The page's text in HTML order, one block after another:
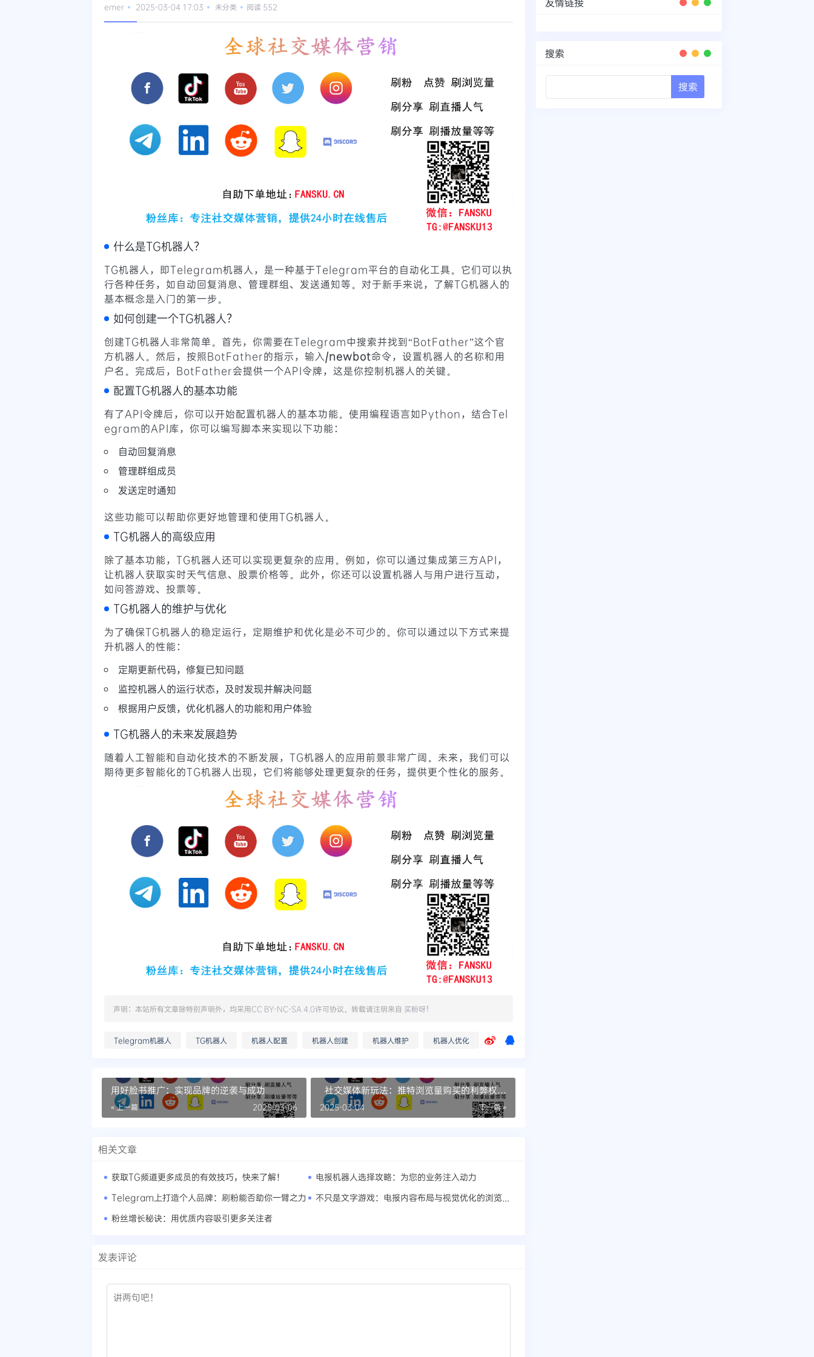
emer 2025-03-04 17:03 未分类 阅读 552
什么是TG机器人？
TG机器人，即Telegram机器人，是一种基于Telegram平台的自动化工具。它们可以执
行各种任务，如自动回复消息、管理群组、发送通知等。对于新手来说，了解TG机器人的
基本概念是入门的第一步。
如何创建一个TG机器人？
创建TG机器人非常简单。首先，你需要在Telegram中搜索并找到“BotFather”这个官
方机器人。然后，按照BotFather的指示，输入 /newbot命令，设置机器人的名称和用
户名。完成后，BotFather会提供一个API令牌，这是你控制机器人的关键。
配置TG机器人的基本功能
有了API令牌后，你可以开始配置机器人的基本功能。使用编程语言如Python，结合Tel
egram的API库，你可以编写脚本来实现以下功能：
自动回复消息
管理群组成员
发送定时通知
这些功能可以帮助你更好地管理和使用TG机器人。
TG机器人的高级应用
除了基本功能，TG机器人还可以实现更复杂的应用。例如，你可以通过集成第三方API，
让机器人获取实时天气信息、股票价格等。此外，你还可以设置机器人与用户进行互动，
如问答游戏、投票等。
TG机器人的维护与优化
为了确保TG机器人的稳定运行，定期维护和优化是必不可少的。你可以通过以下方式来提
升机器人的性能：
定期更新代码，修复已知问题
监控机器人的运行状态，及时发现并解决问题
根据用户反馈，优化机器人的功能和用户体验
TG机器人的未来发展趋势
随着人工智能和自动化技术的不断发展，TG机器人的应用前景非常广阔。未来，我们可以
期待更多智能化的TG机器人出现，它们将能够处理更复杂的任务，提供更个性化的服务。
声明：本站所有文章除特别声明外，均采用CC BY-NC-SA 4.0许可协议。转载请注明来自 买粉呀！
Telegram机器人 TG机器人 机器人配置 机器人创建 机器人维护 机器人优化
用好脸书推广：实现品牌的逆袭与成功
« 上一篇 2025-03-06
社交媒体新玩法：推特浏览量购买的利弊权衡
之道
下一篇 »
2025-03-04
相关文章
获取TG频道更多成员的有效技巧，快来了解！
电报机器人选择攻略：为您的业务注入动力
Telegram上打造个人品牌：刷粉能否助你一臂之力
粉丝增长秘诀：用优质内容吸引更多关注者
发表评论
搜索